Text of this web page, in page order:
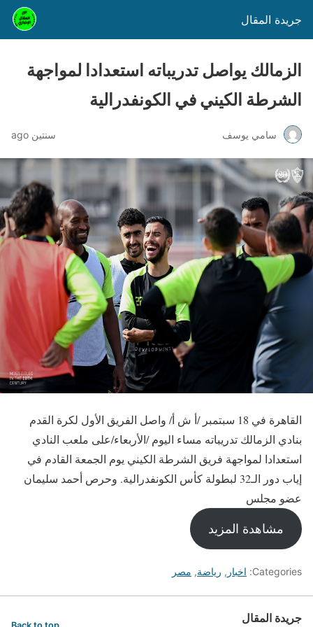
جريدة المقال
الزمالك يواصل تدريباته استعدادا لمواجهة
الشرطة الكيني في الكونفدرالية
سامي يوسف سنتين ago
القاهرة في 18 سبتمبر /أ ش أ/ واصل الفريق الأول لكرة القدم
بنادي الزمالك تدريباته مساء اليوم /الأربعاء/على ملعب النادي
استعدادا لمواجهة فريق الشرطة الكيني يوم الجمعة القادم في
إياب دور الـ32 لبطولة كأس الكونفدرالية. وحرص أحمد سليمان
عضو مجلس
مشاهدة المزيد
Categories: اخبار , رياضة, مصر
جريدة المقال